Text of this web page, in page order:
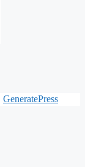
GeneratePress